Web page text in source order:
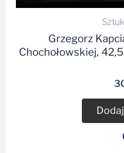
Grzegorz
Chochołowskiej,